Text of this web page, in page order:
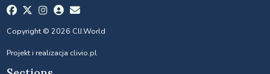
Copyright © 2026 CIJ.World
Projekt i realizacja clivio.pl